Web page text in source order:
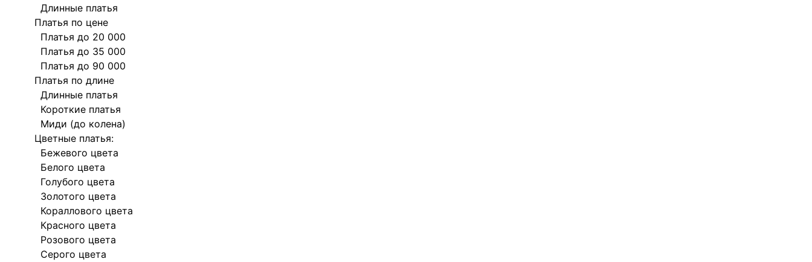
Длинные платья
Платья по цене
Платья до 20 000
Платья до 35 000
Платья до 90 000
Платья по длине
Длинные платья
Короткие платья
Миди (до колена)
Цветные платья:
Бежевого цвета
Белого цвета
Голубого цвета
Золотого цвета
Кораллового цвета
Красного цвета
Розового цвета
Серого цвета